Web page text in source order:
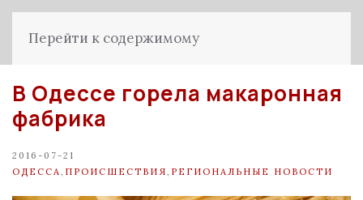
Перейти к содержимому
В Одессе горела макаронная
фабрика
2016-07-21
ОДЕССА
ПРОИСШЕСТВИЯ РЕГИОНАЛЬНЫЕ НОВОСТИ